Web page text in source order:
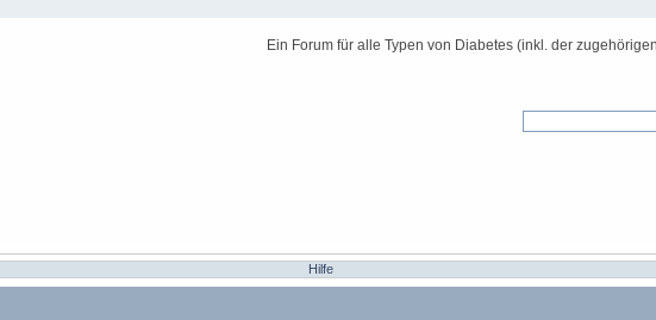
Ein Forum für alle Typen von Diabetes (inkl. der
Hilfe